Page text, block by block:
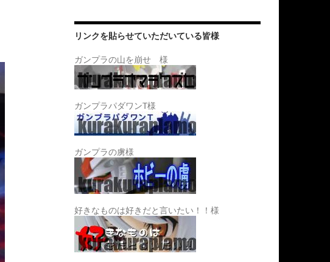
リンクを貼らせていただいている皆様
ガンプラの山を崩せ 様
ガンプラパダワンT様
ガンプラの虜様
好きなものは好きだと言いたい！！様